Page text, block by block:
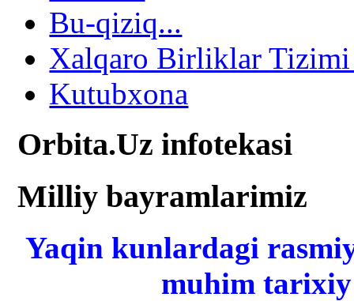
Bu-qiziq...
Xalqaro Birliklar
Kutubxona
Orbita.Uz infotekasi
Milliy bayramlarimiz
Yaqin kunlardagi
muhim